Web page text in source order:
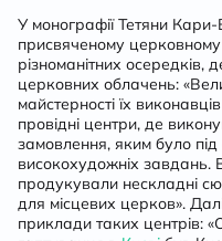
У монографії Тетяни Кари-
присвяченому
різноманітних
церковних облачень:
майстерності їх
провідні центри, де
замовлення, яким було під
високохудожніх завдань.
продукували нескладні
для місцевих церков».
приклади таких центрів: